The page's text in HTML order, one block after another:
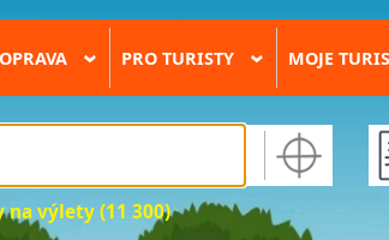
› PRO TURISTY › MOJE
na výlety (11 300)